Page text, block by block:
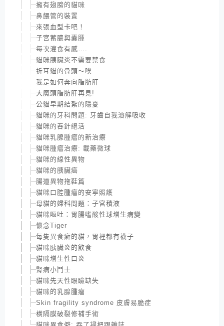
擁有翅膀的貓咪
鼻餵管的裝置
來張血型卡吧！
子宮蓄膿與囊腫
每次灌食有感….
貓咪胰臟炎不需要禁食
折耳貓的骨頭～唉
我是如何奔向脂肪肝
大魔頭脂肪肝再見!
公貓早期結紮的隱憂
貓咪的牙科問題: 牙齒自我溶解吸收
貓咪的吞針絕活
貓咪乳腺腫瘤的新治療
貓咪腫瘤治療: 載藥微球
貓咪的線性異物
貓咪的胰臟癌
腸道異物拖鞋篇
貓咪口腔腫瘤的安寧照護
母貓的婦科問題：子宮積液
貓咪嘔吐：胃腸嗜酸性球增生病變
懷念Tiger
每隻異食癖的貓，胃裡都有襪子
貓咪胰臟炎的飲食
貓咪增生性口炎
腎病小鬥士
貓咪先天性眼瞼缺失
貓咪的乳腺腫瘤
Skin fragility syndrome 皮膚易脆症
橫隔膜破裂修補手術